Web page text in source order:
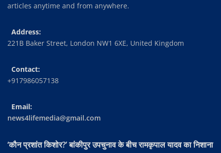
articles anytime and from anywhere.
Address:
221B Baker Street, London NW1 6XE, United Kingdom
Contact:
+917986057138
Email:
news4lifemedia@gmail.com
‘कौन प्रशांत किशोर?’ बांकीपुर उपचुनाव के बीच रामकृपाल यादव का निशाना